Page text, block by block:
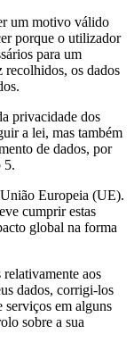
um motivo válido
porque o utilizador
para um
recolhidos, os dados
privacidade dos
a lei, mas também
de dados, por
5.
Europeia (UE).
cumprir estas
global na forma
aos
dados, corrigi-los
serviços em alguns
sobre a sua